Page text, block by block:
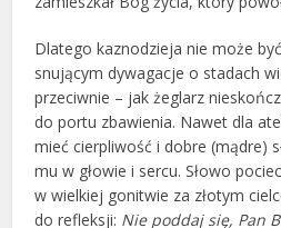
Dlatego kaznodzieja nie może
snującym dywagacje o stadach
przeciwnie – jak żeglarz
do portu zbawienia. Nawet dla
mieć cierpliwość i dobre (mądre)
mu w głowie i sercu. Słowo
w wielkiej gonitwie za złotym
do refleksji: Nie poddaj się, Pan